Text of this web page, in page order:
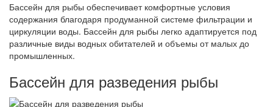
Бассейн для рыбы обеспечивает комфортные условия
содержания благодаря продуманной системе фильтрации и
циркуляции воды. Бассейн для рыбы легко адаптируется под
различные виды водных обитателей и объемы от малых до
промышленных.
Бассейн для разведения рыбы